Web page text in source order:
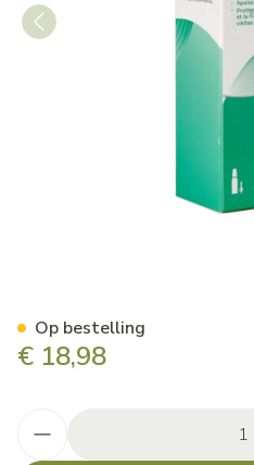
€ 18,98
Op bestelling